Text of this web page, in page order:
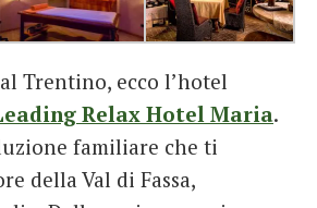
Trentino, ecco l’hotel
Relax Hotel Maria.
familiare che ti
della Val di Fassa,